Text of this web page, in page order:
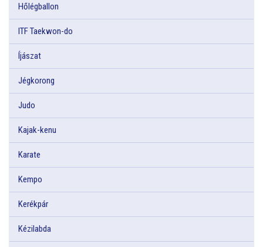
Hőlégballon
ITF Taekwon-do
Íjászat
Jégkorong
Judo
Kajak-kenu
Karate
Kempo
Kerékpár
Kézilabda